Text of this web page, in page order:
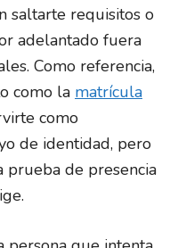
saltarte requisitos o
adelantado fuera
Como referencia,
como la matrícula
como
de identidad, pero
prueba de presencia